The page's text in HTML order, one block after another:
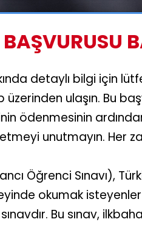
BAŞVURUSU
detaylı bilgi için
ulaşın. Bu
ödenmesinin
unutmayın. Her
Öğrenci Sınavı),
okumak
Bu sınav,